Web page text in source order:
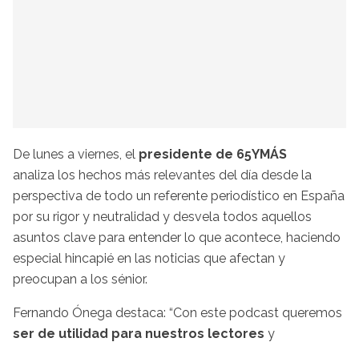
De lunes a viernes, el presidente de 65YMÁS
analiza los hechos más relevantes del día desde la
perspectiva de todo un referente periodístico en España
por su rigor y neutralidad y desvela todos aquellos
asuntos clave para entender lo que acontece, haciendo
especial hincapié en las noticias que afectan y
preocupan a los sénior.
Fernando Ónega destaca: “Con este podcast queremos
ser de utilidad para nuestros lectores y